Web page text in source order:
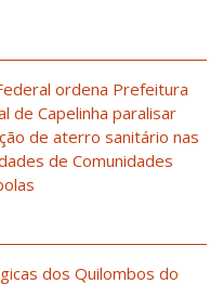
ordena Prefeitura
de Capelinha paralisar
de aterro sanitário nas
de Comunidades
dos Quilombos do